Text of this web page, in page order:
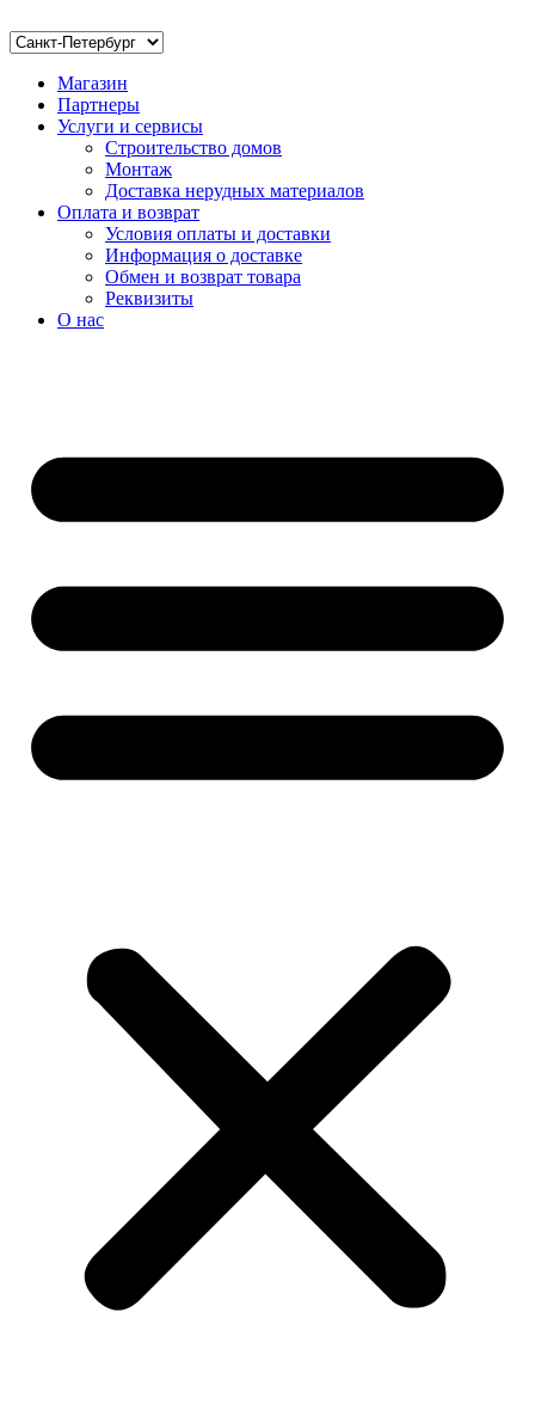
Магазин
Партнеры
Услуги и сервисы
Строительство домов
Монтаж
Доставка нерудных материалов
Оплата и возврат
Условия оплаты и доставки
Информация о доставке
Обмен и возврат товара
Реквизиты
О нас